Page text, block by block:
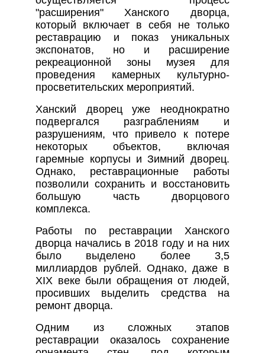
"расширения" Ханского дворца,
который включает в себя не только
реставрацию и показ уникальных
экспонатов, но и расширение
рекреационной зоны музея для
проведения камерных культурно-
просветительских мероприятий.
Ханский дворец уже неоднократно
подвергался разграблениям и
разрушениям, что привело к потере
некоторых объектов, включая
гаремные корпусы и Зимний дворец.
Однако, реставрационные работы
позволили сохранить и восстановить
большую часть дворцового
комплекса.
Работы по реставрации Ханского
дворца начались в 2018 году и на них
было выделено более 3,5
миллиардов рублей. Однако, даже в
XIX веке были обращения от людей,
просивших выделить средства на
ремонт дворца.
Одним из сложных этапов
реставрации оказалось сохранение